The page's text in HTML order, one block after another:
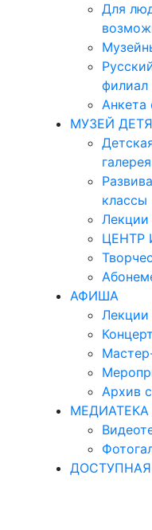
Для
филиал
Анкета
МУЗЕЙ
галерея
классы
Лекции
ЦЕНТР
АФИША
Лекции
Архив
МЕДИАТЕКА